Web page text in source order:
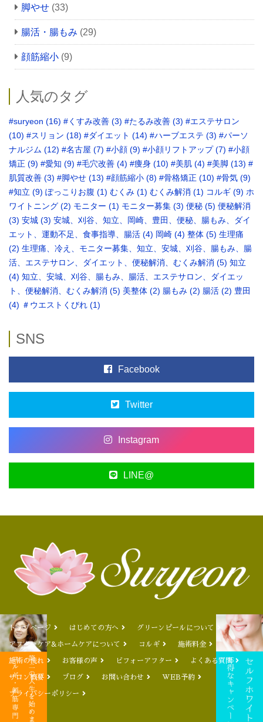
脚やせ (33)
腸活・腸もみ (29)
顔筋縮小 (9)
人気のタグ
#suryeon (16) #くすみ改善 (3) #たるみ改善 (3) #エステサロン
(10) #スリョン (18) #ダイエット (14) #ハーブエステ (3) #パーソ
ナルジム (12) #名古屋 (7) #小顔 (9) #小顔リフトアップ(7) #小顔
矯正 (9) #愛知 (9) #毛穴改善 (4) #痩身 (10) #美肌 (4) #美脚 (13) #
肌質改善 (3) #脚やせ (13) #顔筋縮小 (8) #骨格矯正‬ (10) #骨気 (9)
‪#知立 (9) ぽっこりお腹 (1) むくみ (1) むくみ解消 (1) コルギ (9) ホ
ワイトニング (2) モニター (1) モニター募集 (3) 便秘 (5) 便秘解消
(3) 安城 (3) 安城、刈谷、知立、岡崎、豊田、便秘、腸もみ、ダイ
エット、運動不足、食事指導、腸活 (4) 岡崎 (4) 整体 (5) 生理痛
(2) 生理痛、冷え、モニター募集、知立、安城、刈谷、腸もみ、腸
活、エステサロン、ダイエット、便秘解消、むくみ解消 (5) 知立
(4) 知立、安城、刈谷、腸もみ、腸活、エステサロン、ダイエッ
ト、便秘解消、むくみ解消 (5) 美整体 (2) 腸もみ (2) 腸活 (2) 豊田
(4) ＃ウエストくびれ (1)
SNS
Facebook
Twitter
Instagram
LINE@
トップページ はじめての方へ グリーンピールについて
アフターケア&ホームケアについて コルギ 施術料金
施術の流れ お客様の声 ビフォーアフター よくある質問
サロン概要 ブログ お問い合わせ WEB予約
プライバシーポリシー